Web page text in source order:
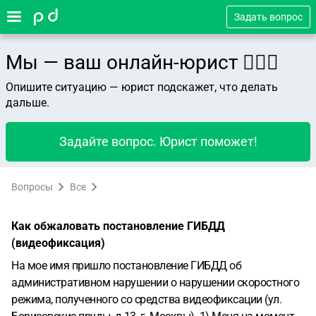
Задать вопрос
Мы — ваш онлайн-юрист 👨🏻‍⚖️
Опишите ситуацию — юрист подскажет, что делать
дальше.
Задайте вопрос. Юрист поможет!
Вопросы Все
Как обжаловать постановление ГИБДД
(видеофиксация)
На мое имя пришло постановление ГИБДД об
административном нарушении о нарушении скоростного
режима, полученного со средства видеофиксации (ул.